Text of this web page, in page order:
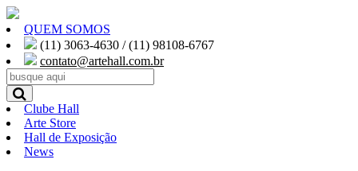
QUEM SOMOS
(11) 3063-4630 / (11) 98108-6767
contato@artehall.com.br
Clube Hall
Arte Store
Hall de Exposição
News